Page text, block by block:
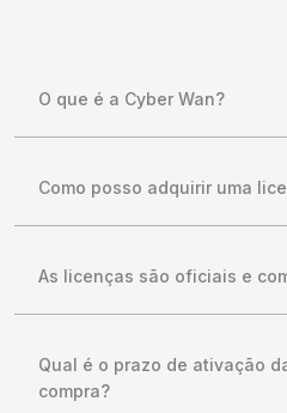
O que é a Cyber Wan?
Como posso adquirir uma
As licenças são oficiais e
Qual é o prazo de ativação
compra?